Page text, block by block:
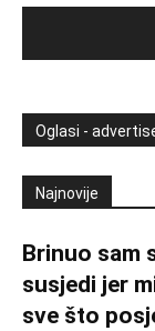
Oglasi -
Najnovije
Brinuo sam
susjedi jer
sve što